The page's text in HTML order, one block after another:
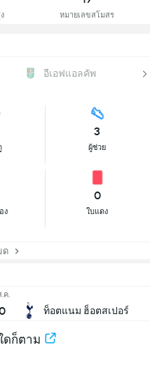
หมายเลขสโมสร
อีเอฟแอลคัพ
3
ผู้ช่วย
ง
0
ใบแดง
ด
ค.
ท็อตแนม ฮ็อตสเปอร์
ดก็ตาม